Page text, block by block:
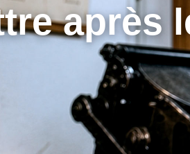
après